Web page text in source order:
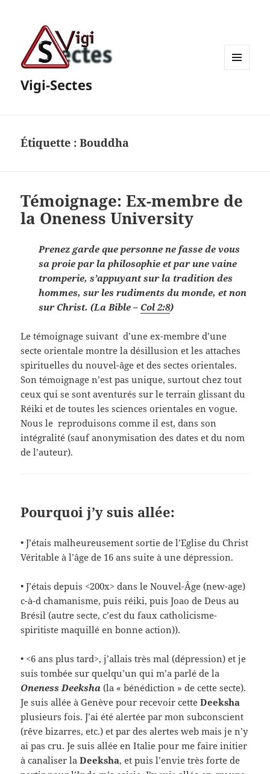
Vigi-Sectes
Étiquette :Bouddha
Témoignage: Ex-membre de
la Oneness University
Prenez garde que personne ne fasse de vous
sa proie par la philosophie et par une vaine
tromperie, s’appuyant sur la tradition des
hommes, sur les rudiments du monde, et non
sur Christ. (La Bible – Col 2:8)
Le témoignage suivant d’une ex-membre d’une
secte orientale montre la désillusion et les attaches
spirituelles du nouvel-âge et des sectes orientales.
Son témoignage n’est pas unique, surtout chez tout
ceux qui se sont aventurés sur le terrain glissant du
Réiki et de toutes les sciences orientales en vogue.
Nous le reproduisons comme il est, dans son
intégralité (sauf anonymisation des dates et du nom
de l’auteur).
Pourquoi j’y suis allée:
• J’étais malheureusement sortie de l’Eglise du Christ
Véritable à l’âge de 16 ans suite à une dépression.
• J’étais depuis <200x> dans le Nouvel-Âge (new-age)
c-à-d chamanisme, puis réiki, puis Joao de Deus au
Brésil (autre secte, c’est du faux catholicisme-
spiritiste maquillé en bonne action)).
• <6 ans plus tard>, j’allais très mal (dépression) et je
suis tombée sur quelqu’un qui m’a parlé de la
Oneness Deeksha (la « bénédiction » de cette secte).
Je suis allée à Genève pour recevoir cetteDeeksha
plusieurs fois. J’ai été alertée par mon subconscient
(rêve bizarres, etc.) et par des alertes web mais je n’y
ai pas cru. Je suis allée en Italie pour me faire initier
à canaliser laDeeksha, et puis l’envie très forte de